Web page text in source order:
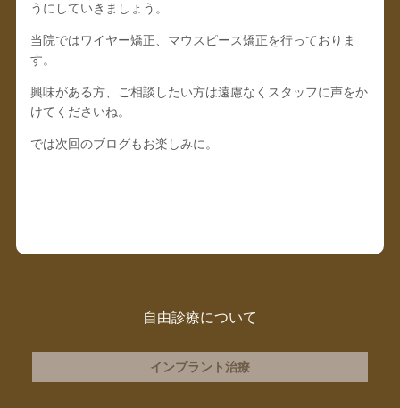
うにしていきましょう。
当院ではワイヤー矯正、マウスピース矯正を行っておりま
す。
興味がある方、ご相談したい方は遠慮なくスタッフに声をか
けてくださいね。
では次回のブログもお楽しみに。
自由診療について
インプラント治療